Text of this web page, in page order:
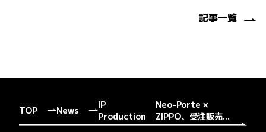
記事一覧
TOP News
IP
Production
Neo-Porte ×
ZIPPO、受注販売...